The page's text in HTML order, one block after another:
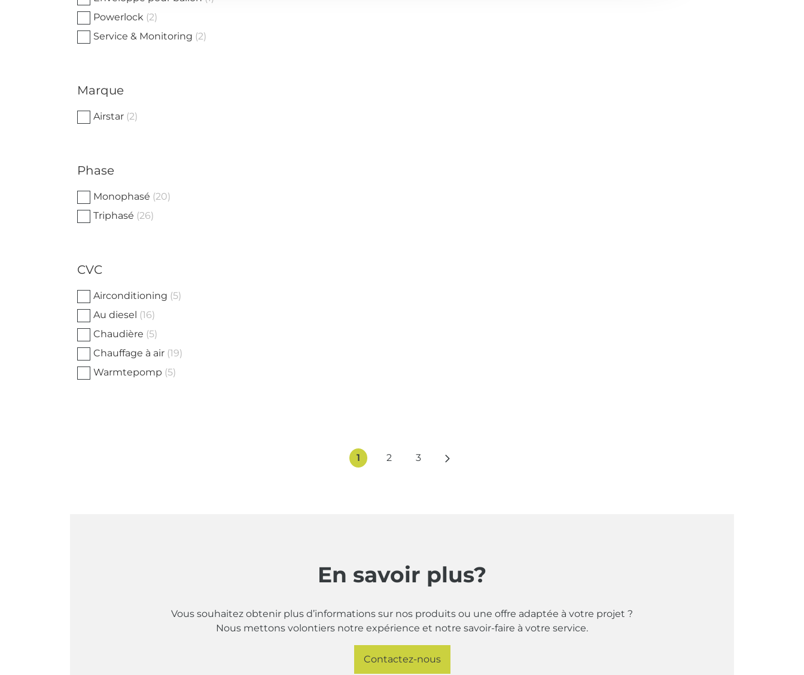
Powerlock (2)
Service & Monitoring (2)
Marque
Airstar (2)
Phase
Monophasé (20)
Triphasé (26)
CVC
Airconditioning (5)
Au diesel (16)
Chaudière (5)
Chauffage à air (19)
Warmtepomp (5)
1 2 3
En savoir plus?
Vous souhaitez obtenir plus d’informations sur nos produits ou une offre adaptée à votre projet ?
Nous mettons volontiers notre expérience et notre savoir-faire à votre service.
Contactez-nous